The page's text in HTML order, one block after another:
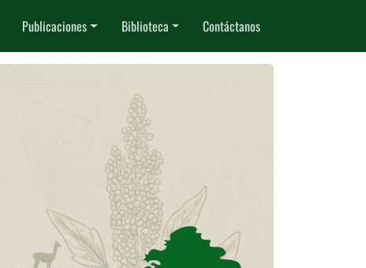
Publicaciones Biblioteca Contáctanos